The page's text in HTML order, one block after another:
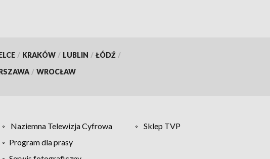
/ KRAKÓW / LUBLIN / ŁÓDŹ /
/ WROCŁAW
Naziemna Telewizja Cyfrowa
Sklep TVP
Program dla prasy